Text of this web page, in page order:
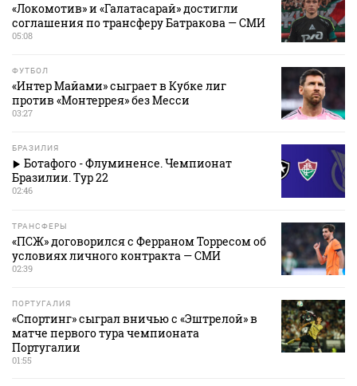
«Локомотив» и «Галатасарай» достигли
соглашения по трансферу Батракова — СМИ
05:08
ФУТБОЛ
«Интер Майами» сыграет в Кубке лиг
против «Монтеррея» без Месси
03:27
БРАЗИЛИЯ
Ботафого - Флуминенсе. Чемпионат
Бразилии. Тур 22
02:46
ТРАНСФЕРЫ
«ПСЖ» договорился с Ферраном Торресом об
условиях личного контракта — СМИ
02:39
ПОРТУГАЛИЯ
«Спортинг» сыграл вничью с «Эштрелой» в
матче первого тура чемпионата
Португалии
01:55